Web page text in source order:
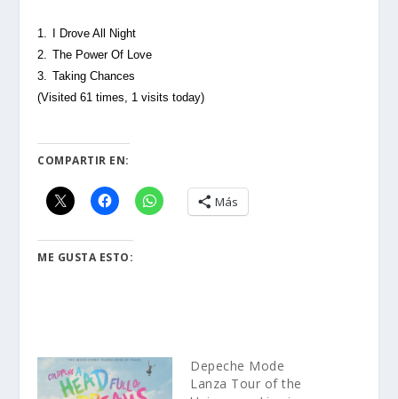
1.
I Drove All Night
2. The Power Of Love
3. Taking Chances
(Visited 61 times, 1 visits today)
COMPARTIR EN:
Más
ME GUSTA ESTO:
Depeche Mode
Lanza Tour of the